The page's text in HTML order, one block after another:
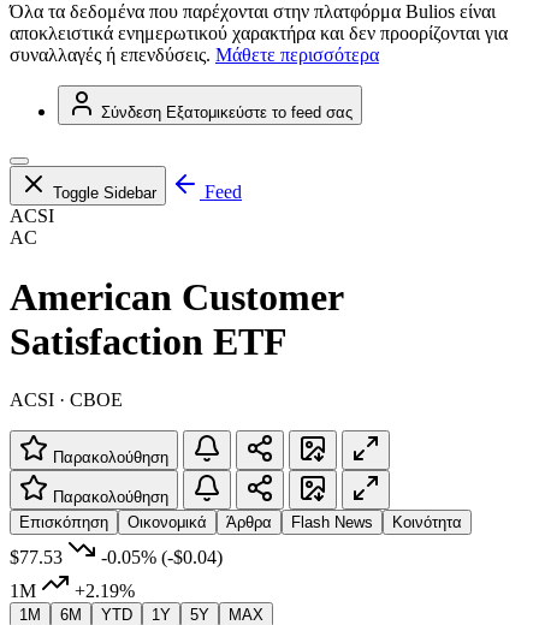
Όλα τα δεδομένα που παρέχονται στην πλατφόρμα Bulios είναι
αποκλειστικά ενημερωτικού χαρακτήρα και δεν προορίζονται για
συναλλαγές ή επενδύσεις. Μάθετε περισσότερα
Σύνδεση Εξατομικεύστε το feed σας
Toggle Sidebar
Feed
ACSI
AC
American Customer
Satisfaction ETF
ACSI · CBOE
Παρακολούθηση
Παρακολούθηση
Επισκόπηση
Οικονομικά Άρθρα Flash News Κοινότητα
$77.53 -0.05% (-$0.04)
1M
+2.19%
1M 6M YTD 1Y 5Y MAX